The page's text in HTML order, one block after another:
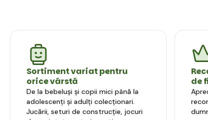
Sortiment variat pentru
orice vârstă
De la bebeluși și copii mici până la
adolescenți și adulți colecționari.
Jucării, seturi de construcție, jocuri
de